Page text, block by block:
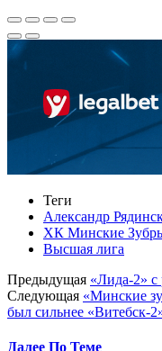
Теги
Александр
ХК Минские
Высшая лига
Предыдущая «Лида-2» с
Следующая «Минские
был сильнее «Витебск-
Далее По Теме